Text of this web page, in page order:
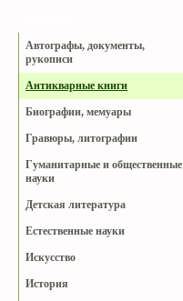
Автографы, документы,
рукописи
Антикварные книги
Биографии, мемуары
Гравюры, литографии
Гуманитарные и общественные
науки
Детская литература
Естественные науки
Искусство
История